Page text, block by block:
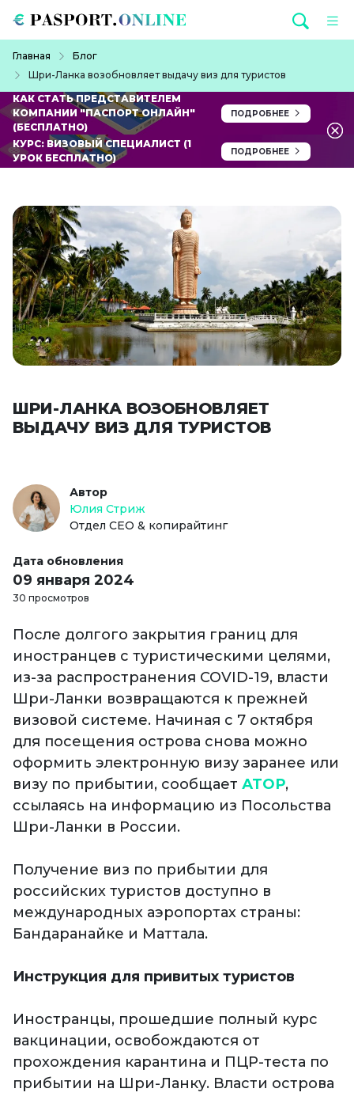
Главная
Блог
Шри-Ланка возобновляет выдачу виз для туристов
КАК СТАТЬ ПРЕДСТАВИТЕЛЕМ
КОМПАНИИ "ПАСПОРТ ОНЛАЙН"
(БЕСПЛАТНО)
ПОДРОБНЕЕ
КУРС: ВИЗОВЫЙ СПЕЦИАЛИСТ (1
УРОК БЕСПЛАТНО)
ПОДРОБНЕЕ
ШРИ-ЛАНКА ВОЗОБНОВЛЯЕТ
ВЫДАЧУ ВИЗ ДЛЯ ТУРИСТОВ
Автор
Юлия Стриж
Отдел СЕО & копирайтинг
Дата обновления
09 января 2024
30 просмотров
После долгого закрытия границ для
иностранцев с туристическими целями,
из-за распространения COVID-19, власти
Шри-Ланки возвращаются к прежней
визовой системе. Начиная с 7 октября
для посещения острова снова можно
оформить электронную визу заранее или
визу по прибытии, сообщает АТОР,
ссылаясь на информацию из Посольства
Шри-Ланки в России.
Получение виз по прибытии для
российских туристов доступно в
международных аэропортах страны:
Бандаранайке и Маттала.
Инструкция для привитых туристов
Иностранцы, прошедшие полный курс
вакцинации, освобождаются от
прохождения карантина и ПЦР-теста по
прибытии на Шри-Ланку. Власти острова